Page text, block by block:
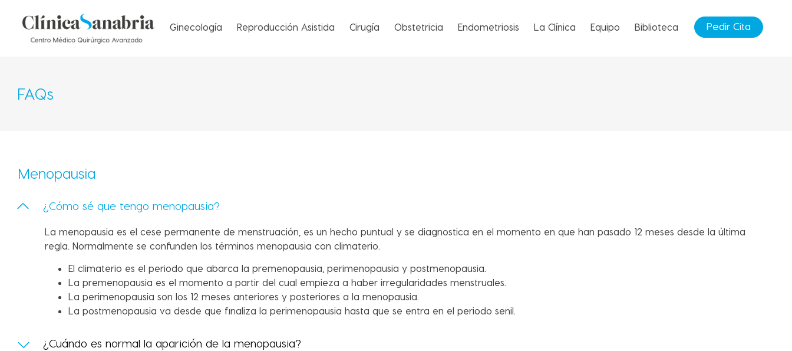
Ginecología Reproducción Asistida Cirugía Obstetricia Endometriosis La Clínica Equipo Biblioteca Pedir Cita
FAQs
Menopausia
¿Cómo sé que tengo menopausia?
La menopausia es el cese permanente de menstruación, es un hecho puntual y se diagnostica en el momento en que han pasado 12 meses desde la última
regla. Normalmente se confunden los términos menopausia con climaterio.
El climaterio es el periodo que abarca la premenopausia, perimenopausia y postmenopausia.
La premenopausia es el momento a partir del cual empieza a haber irregularidades menstruales.
La perimenopausia son los 12 meses anteriores y posteriores a la menopausia.
La postmenopausia va desde que finaliza la perimenopausia hasta que se entra en el periodo senil.
¿Cuándo es normal la aparición de la menopausia?